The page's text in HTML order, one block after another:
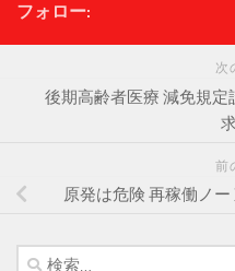
フォロー:
次
後期高齢者医療 減免規定
前
原発は危険 再稼働ノ
検